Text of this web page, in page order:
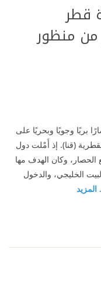
قطر
من منظور
بريًا وجويًا وبحريًا على
(قنا). إذ أَمْلت دول
وكان الهدف مها
الخليجي، والدخول
المزيد